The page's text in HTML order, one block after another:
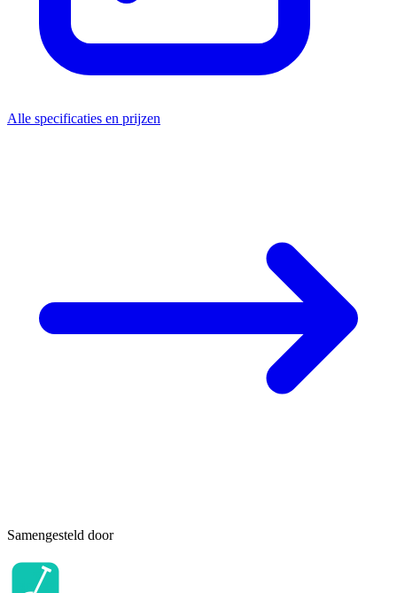
Alle specificaties en prijzen
Samengesteld door